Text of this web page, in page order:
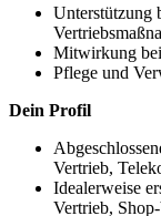
Unterstützung
Mitwirkung
Pflege und
Dein Profil
Vertrieb,
Idealerweise
Vertrieb,